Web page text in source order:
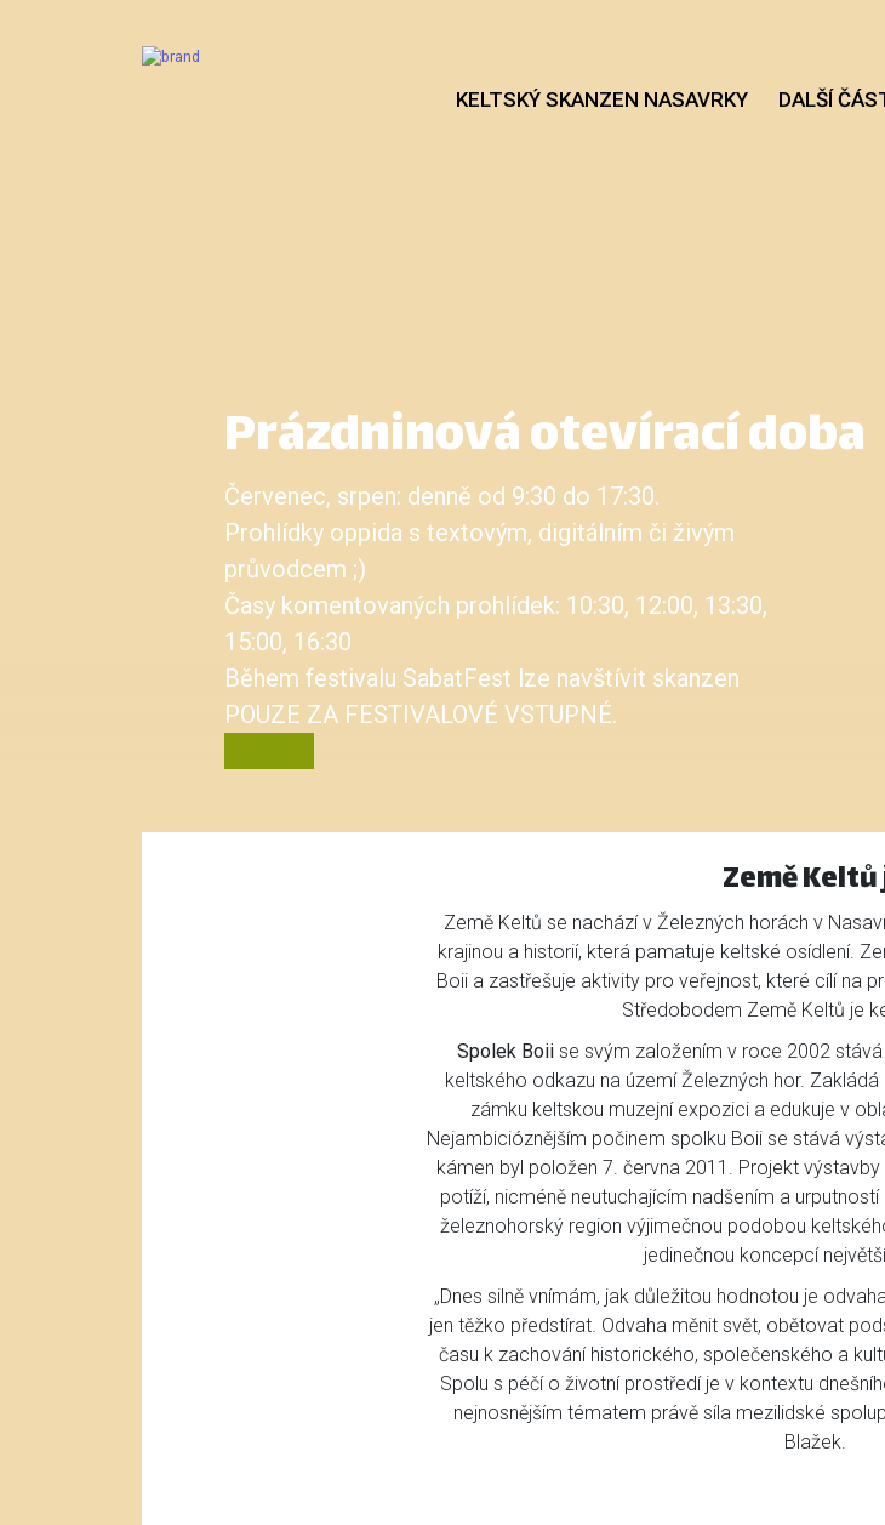
KELTSKÝ SKANZEN NASAVRKY DALŠÍ
VSTUPENKY ZDE!
Země
Země Keltů se nachází v Železných horách v
krajinou a historií, která pamatuje keltské osídlení.
Boii a zastřešuje aktivity pro veřejnost, které cílí na
Středobodem Země Keltů je
Spolek Boii se svým založením v roce 2002
keltského odkazu na území Železných hor.
zámku keltskou muzejní expozici a edukuje v
Nejambicióznějším počinem spolku Boii se stává
kámen byl položen 7. června 2011. Projekt
potíží, nicméně neutuchajícím nadšením a
železnohorský region výjimečnou podobou
jedinečnou koncepcí
„Dnes silně vnímám, jak důležitou hodnotou je
jen těžko předstírat. Odvaha měnit svět, obětovat
času k zachování historického, společenského a
Spolu s péčí o životní prostředí je v kontextu
nejnosnějším tématem právě síla mezilidské
Blažek.